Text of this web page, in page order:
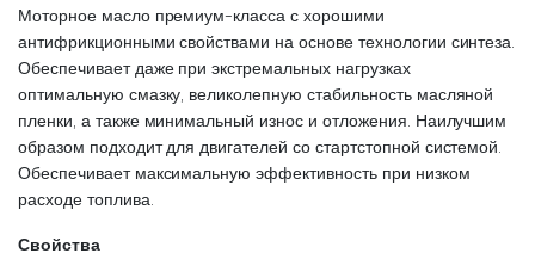
Моторное масло премиум-класса с хорошими
антифрикционными свойствами на основе технологии синтеза.
Обеспечивает даже при экстремальных нагрузках
оптимальную смазку, великолепную стабильность масляной
пленки, а также минимальный износ и отложения. Наилучшим
образом подходит для двигателей со стартстопной системой.
Обеспечивает максимальную эффективность при низком
расходе топлива.
Свойства